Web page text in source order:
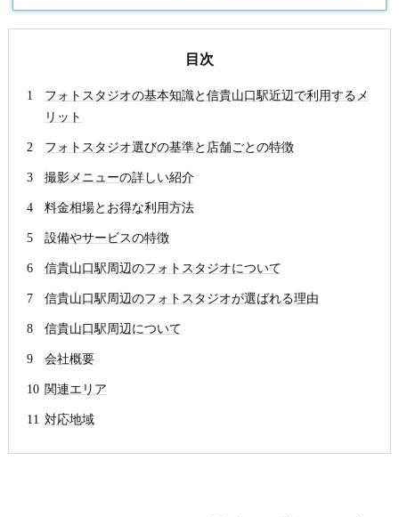
目次
フォトスタジオの基本知識と信貴山口駅近辺で利用するメ
リット
フォトスタジオ選びの基準と店舗ごとの特徴
撮影メニューの詳しい紹介
料金相場とお得な利用方法
設備やサービスの特徴
信貴山口駅周辺のフォトスタジオについて
信貴山口駅周辺のフォトスタジオが選ばれる理由
信貴山口駅周辺について
会社概要
関連エリア
対応地域